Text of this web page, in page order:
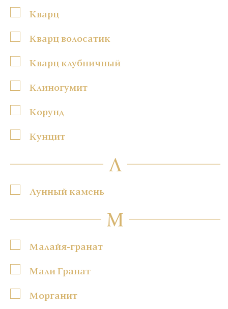
Кварц
Кварц волосатик
Кварц клубничный
Клиногумит
Корунд
Кунцит
Л
Лунный камень
М
Малайя-гранат
Мали Гранат
Морганит